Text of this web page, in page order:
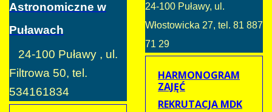
Astronomiczne w
Puławach
24-100 Puławy , ul.
Filtrowa 50, tel.
534161834
24-100 Puławy, ul.
Włostowicka 27, tel. 81 887
71 29
HARMONOGRAM
ZAJĘĆ
REKRUTACJA MDK